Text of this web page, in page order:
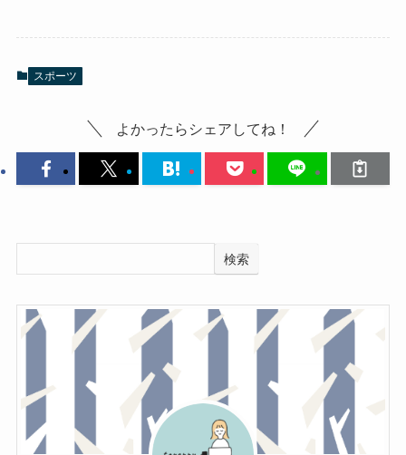
スポーツ
よかったらシェアしてね！
検索